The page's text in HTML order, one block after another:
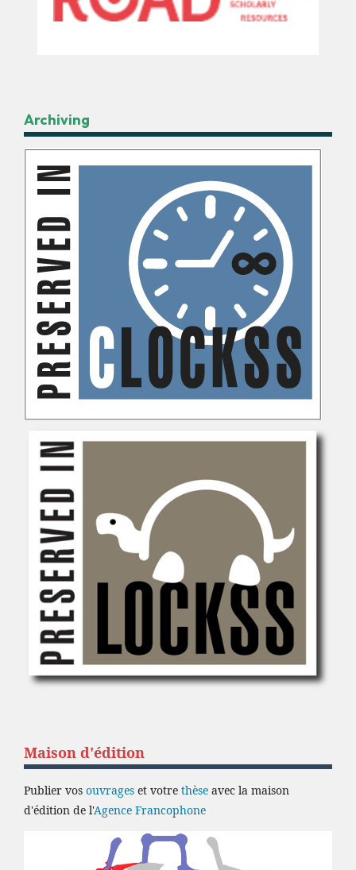
Archiving
Maison d'édition
Publier vos ouvrages et votre thèse avec la maison
d'édition de l'Agence Francophone